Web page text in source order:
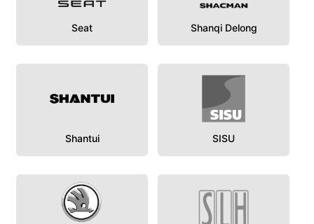
Seat Shanqi Delong
Shantui SISU